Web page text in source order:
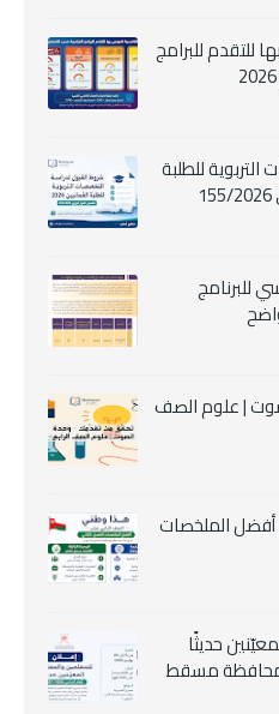
للتقدم للبرامج
للطلبة
للبرنامج
| علوم الصف
الملخصات
حديثًا